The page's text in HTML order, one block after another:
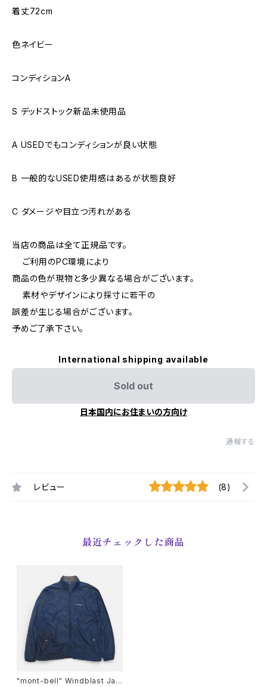
着丈72cm
色ネイビー
コンディションA
S デッドストック新品未使用品
A USEDでもコンディションが良い状態
B 一般的なUSED使用感はあるが状態良好
C ダメージや目立つ汚れがある
当店の商品は全て正規品です。
ご利用のPC環境により
商品の色が現物と多少異なる場合がございます。
素材やデザインにより採寸に若干の
誤差が生じる場合がございます。
予めご了承下さい。
International shipping available
Sold out
日本国内にお住まいの方向け
通報する
レビュー (8)
最近チェックした商品
"mont-bell" Windblast Jac